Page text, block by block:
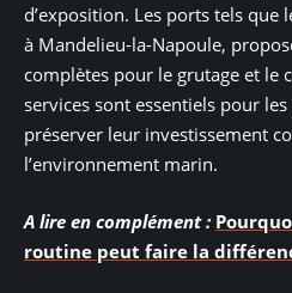
d’exposition. Les ports tels que
à Mandelieu-la-Napoule,
complètes pour le grutage et le
services sont essentiels pour
préserver leur investissement
l’environnement marin.
A lire en complément :
routine peut faire la